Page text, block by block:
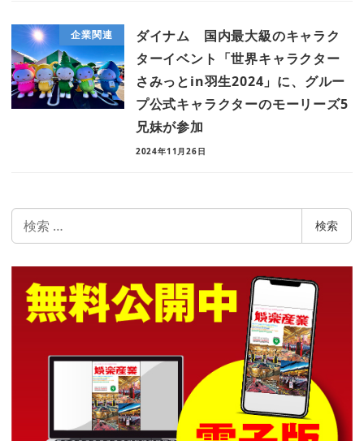
企業関連
ダイナム 国内最大級のキャラク
ターイベント「世界キャラクター
さみっとin羽生2024」に、グルー
プ公式キャラクターのモーリーズ5
兄妹が参加
2024年11月26日
索
検索